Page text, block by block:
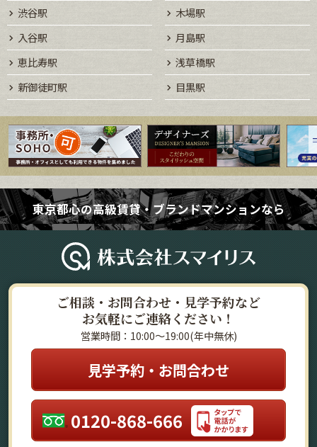
渋谷駅
木場駅
入谷駅
月島駅
恵比寿駅
浅草橋駅
新御徒町駅
目黒駅
東京都心の高級賃貸・ブランドマンションなら
ご相談・お問合わせ・見学予約など
お気軽にご連絡ください！
営業時間：10:00～19:00(年中無休)
見学予約・お問合わせ
0120-868-666